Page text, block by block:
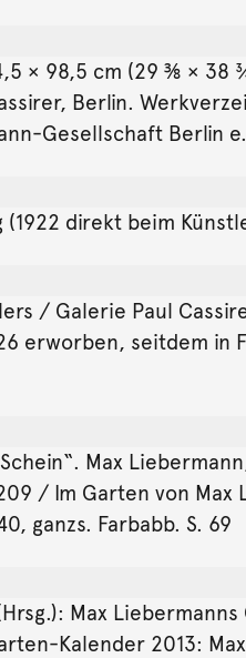
× 98,5 cm (29 ⅜ ×
Berlin.
Gesellschaft Berlin
direkt beim
/ Galerie Paul
erworben, seitdem
Max
/ Im Garten von
ganzs. Farbabb. S. 69
Max
Kalender 2013: